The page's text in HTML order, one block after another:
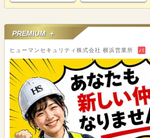
PREMIUM ＋
ヒューマンセキュリティ株式会社 横浜営業所 バ